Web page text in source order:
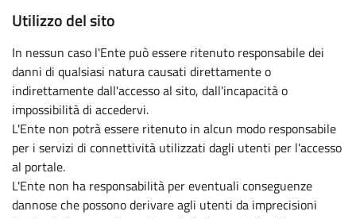
Utilizzo del sito
In nessun caso l'Ente può essere ritenuto responsabile dei
danni di qualsiasi natura causati direttamente o
indirettamente dall'accesso al sito, dall'incapacità o
impossibilità di accedervi.
L'Ente non potrà essere ritenuto in alcun modo responsabile
per i servizi di connettività utilizzati dagli utenti per l'accesso
al portale.
L'Ente non ha responsabilità per eventuali conseguenze
dannose che possono derivare agli utenti da imprecisioni